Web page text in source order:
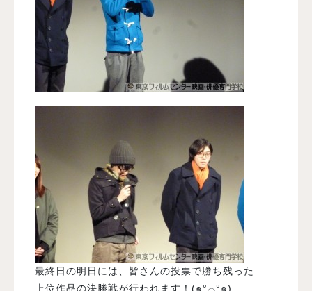
最終日の明日には、皆さんの投票で勝ち残った
上位作品の決勝戦が行われます！(๑°⌓°๑)